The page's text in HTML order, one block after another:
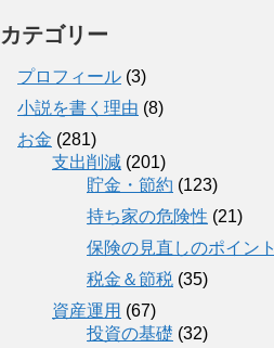
カテゴリー
プロフィール (3)
小説を書く理由 (8)
お金 (281)
支出削減 (201)
貯金・節約 (123)
持ち家の危険性 (21)
保険の見直しのポイント
税金＆節税 (35)
資産運用 (67)
投資の基礎 (32)